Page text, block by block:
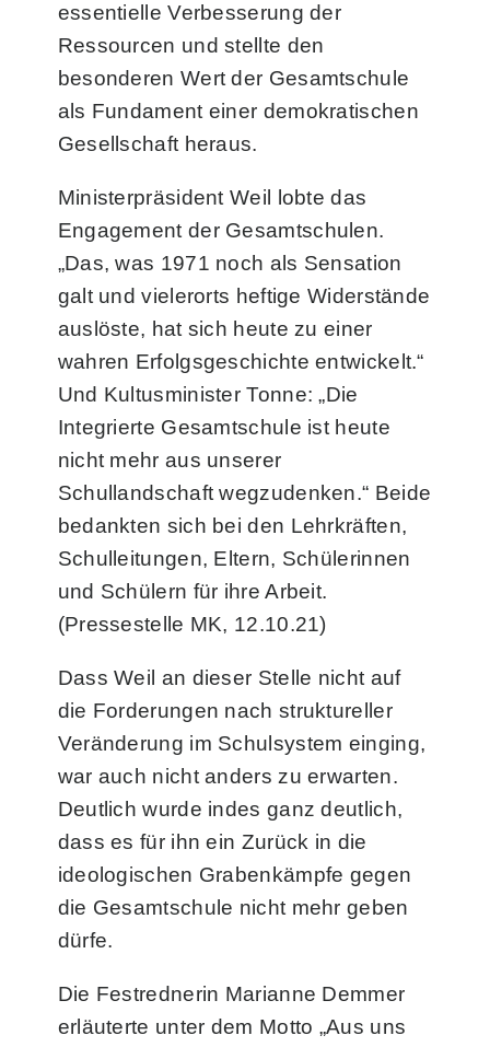
essentielle Verbesserung der
Ressourcen und stellte den
besonderen Wert der Gesamtschule
als Fundament einer demokratischen
Gesellschaft heraus.
Ministerpräsident Weil lobte das
Engagement der Gesamtschulen.
„Das, was 1971 noch als Sensation
galt und vielerorts heftige Widerstände
auslöste, hat sich heute zu einer
wahren Erfolgsgeschichte entwickelt.“
Und Kultusminister Tonne: „Die
Integrierte Gesamtschule ist heute
nicht mehr aus unserer
Schullandschaft wegzudenken.“ Beide
bedankten sich bei den Lehrkräften,
Schulleitungen, Eltern, Schülerinnen
und Schülern für ihre Arbeit.
(Pressestelle MK, 12.10.21)
Dass Weil an dieser Stelle nicht auf
die Forderungen nach struktureller
Veränderung im Schulsystem einging,
war auch nicht anders zu erwarten.
Deutlich wurde indes ganz deutlich,
dass es für ihn ein Zurück in die
ideologischen Grabenkämpfe gegen
die Gesamtschule nicht mehr geben
dürfe.
Die Festrednerin Marianne Demmer
erläuterte unter dem Motto „Aus uns